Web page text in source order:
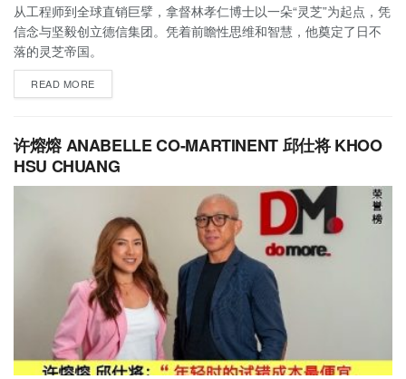
从工程师到全球直销巨擘，拿督林孝仁博士以一朵“灵芝”为起点，凭
信念与坚毅创立德信集团。凭着前瞻性思维和智慧，他奠定了日不
落的灵芝帝国。
READ MORE
许熔熔 ANABELLE CO-MARTINENT 邱仕将 KHOO
HSU CHUANG